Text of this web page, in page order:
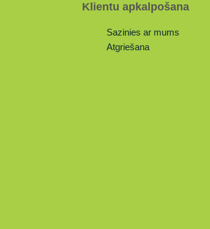
Klientu apkalpošana
Sazinies ar mums
Atgriešana